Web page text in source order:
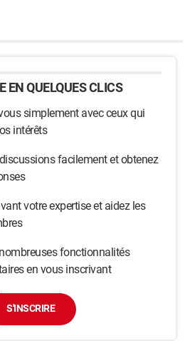
EN QUELQUES CLICS
simplement avec ceux qui
intérêts
facilement et obtenez
votre expertise et aidez les
fonctionnalités
en vous inscrivant
S'INSCRIRE